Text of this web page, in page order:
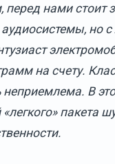
нами стоит
но
на счету.
неприемлема. В
«легкого»